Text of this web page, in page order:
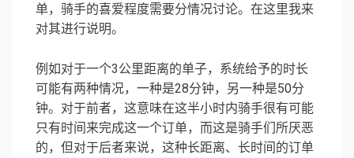
单，骑手的喜爱程度需要分情况讨论。在这里我来
对其进行说明。
例如对于一个3公里距离的单子，系统给予的时长
可能有两种情况，一种是28分钟，另一种是50分
钟。对于前者，这意味在这半小时内骑手很有可能
只有时间来完成这一个订单，而这是骑手们所厌恶
的，但对于后者来说，这种长距离、长时间的订单